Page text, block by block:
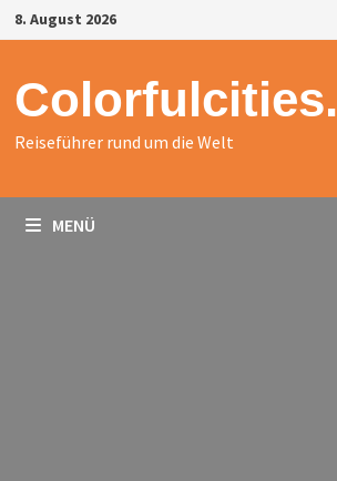
Zurück
zum
8. August 2026
Reiseführer rund um die Welt
MENÜ